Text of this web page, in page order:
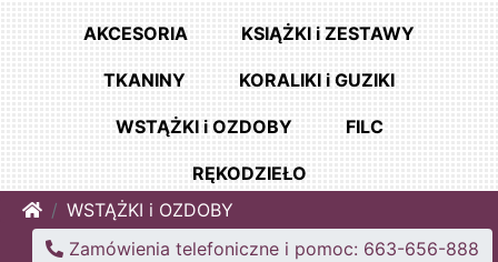
AKCESORIA KSIĄŻKI i ZESTAWY
TKANINY KORALIKI i GUZIKI
WSTĄŻKI i OZDOBY FILC
RĘKODZIEŁO
HomeWSTĄŻKI i OZDOBY
Zamówienia telefoniczne i pomoc: 663-656-888